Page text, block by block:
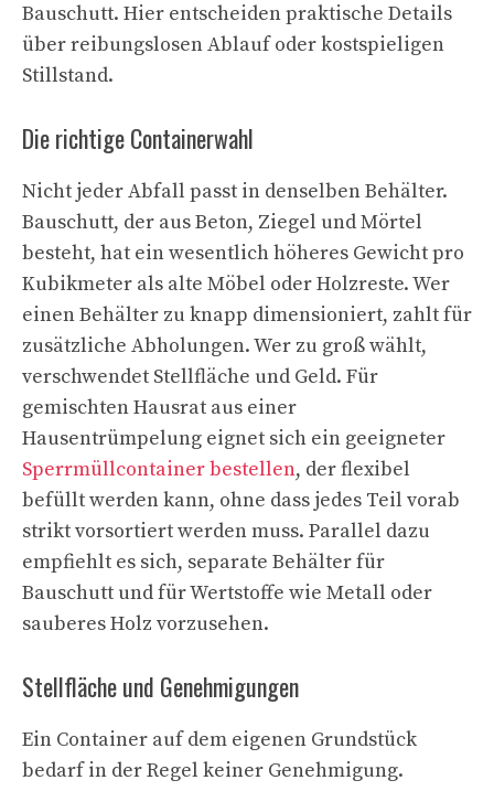
Bauschutt. Hier entscheiden praktische Details
über reibungslosen Ablauf oder kostspieligen
Stillstand.
Die richtige Containerwahl
Nicht jeder Abfall passt in denselben Behälter.
Bauschutt, der aus Beton, Ziegel und Mörtel
besteht, hat ein wesentlich höheres Gewicht pro
Kubikmeter als alte Möbel oder Holzreste. Wer
einen Behälter zu knapp dimensioniert, zahlt für
zusätzliche Abholungen. Wer zu groß wählt,
verschwendet Stellfläche und Geld. Für
gemischten Hausrat aus einer
Hausentrümpelung eignet sich ein geeigneter
Sperrmüllcontainer bestellen, der flexibel
befüllt werden kann, ohne dass jedes Teil vorab
strikt vorsortiert werden muss. Parallel dazu
empfiehlt es sich, separate Behälter für
Bauschutt und für Wertstoffe wie Metall oder
sauberes Holz vorzusehen.
Stellfläche und Genehmigungen
Ein Container auf dem eigenen Grundstück
bedarf in der Regel keiner Genehmigung.